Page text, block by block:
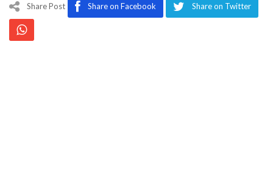
Share Post Share on Facebook Share on Twitter